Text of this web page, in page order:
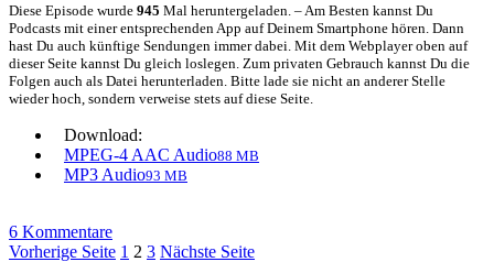
Diese Episode wurde 945 Mal heruntergeladen. – Am Besten kannst Du
Podcasts mit einer entsprechenden App auf Deinem Smartphone hören. Dann
hast Du auch künftige Sendungen immer dabei. Mit dem Webplayer oben auf
dieser Seite kannst Du gleich loslegen. Zum privaten Gebrauch kannst Du die
Folgen auch als Datei herunterladen. Bitte lade sie nicht an anderer Stelle
wieder hoch, sondern verweise stets auf diese Seite.
Download:
MPEG-4 AAC Audio88 MB
MP3 Audio93 MB
6 Kommentarezu
Mit
Seitennummerierung
Vorherige Seite Seite
1 Seite
2 Seite
3 Nächste Seite